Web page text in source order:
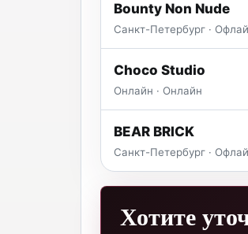
Bounty Non Nude
Санкт-Петербург ·
Choco Studio
Онлайн · Онлайн
BEAR BRICK
Санкт-Петербург ·
Хотите